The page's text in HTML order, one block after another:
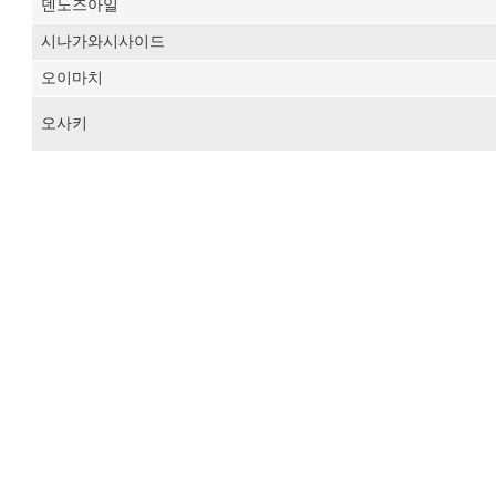
덴노즈아일
시나가와시사이드
오이마치
오사키